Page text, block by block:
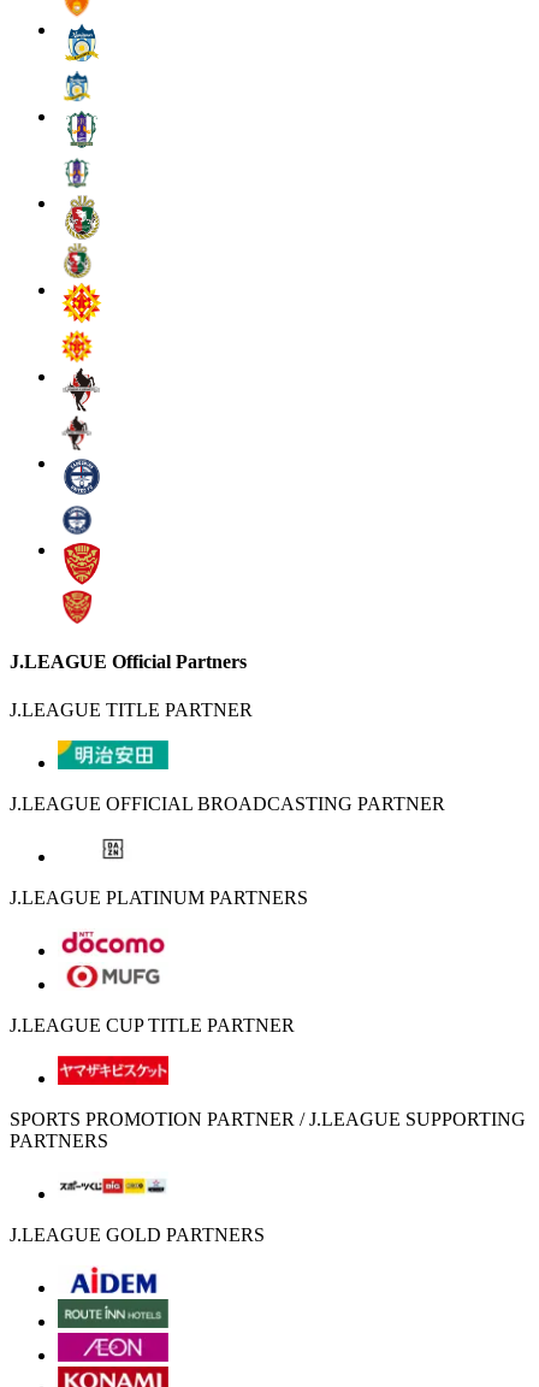
J.LEAGUE Official Partners
J.LEAGUE TITLE PARTNER
J.LEAGUE OFFICIAL BROADCASTING PARTNER
J.LEAGUE PLATINUM PARTNERS
J.LEAGUE CUP TITLE PARTNER
SPORTS PROMOTION PARTNER / J.LEAGUE SUPPORTING
PARTNERS
J.LEAGUE GOLD PARTNERS